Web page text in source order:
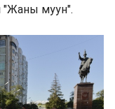
"Жаны муун".